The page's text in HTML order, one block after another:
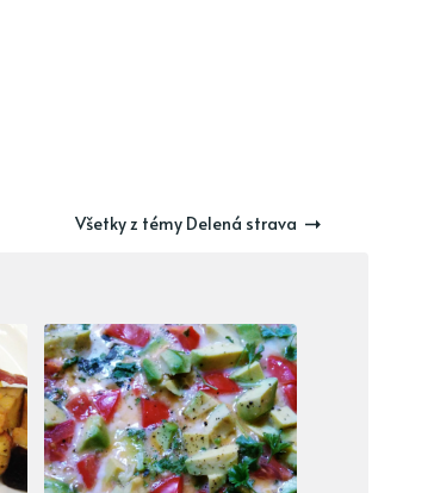
Všetky z témy Delená strava